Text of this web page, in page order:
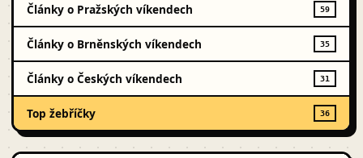
Články o Pražských víkendech 59
Články o Brněnských víkendech 35
Články o Českých víkendech 31
Top žebříčky 36